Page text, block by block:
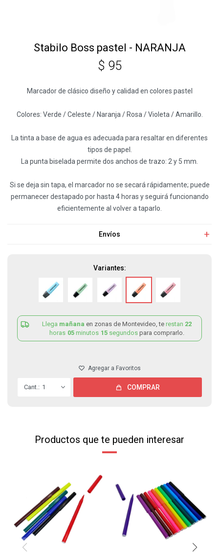
Stabilo Boss pastel - NARANJA
$ 95
Marcador de clásico diseño y calidad en colores pastel
Colores: Verde / Celeste / Naranja / Rosa / Violeta / Amarillo.
La tinta a base de agua es adecuada para resaltar en diferentes
tipos de papel.
La punta biselada permite dos anchos de trazo: 2 y 5 mm.
Si se deja sin tapa, el marcador no se secará rápidamente; puede
permanecer destapado por hasta 4 horas y seguirá funcionando
eficientemente al volver a taparlo.
Envíos
Variantes:
Llega mañana en zonas de Montevideo, te restan 22
horas 05 minutos 15 segundos para comprarlo.
1 COMPRAR
Productos que te pueden interesar